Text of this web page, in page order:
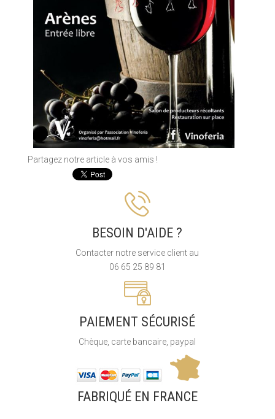
Partagez notre article à vos amis !
BESOIN D'AIDE ?
Contacter notre service client au
06 65 25 89 81
PAIEMENT SÉCURISÉ
Chèque, carte bancaire, paypal
FABRIQUÉ EN FRANCE